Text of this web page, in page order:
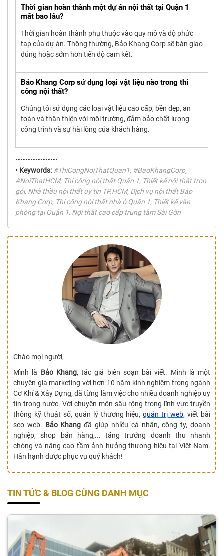
Thời gian hoàn thành một dự án nội thất tại Quận 1
mất bao lâu?
Thời gian hoàn thành phụ thuộc vào quy mô và độ phức
tạp của dự án. Thông thường, Bảo Khang Corp sẽ bàn giao
đúng hoặc sớm hơn tiến độ cam kết.
Bảo Khang Corp sử dụng loại vật liệu nào trong thi
công nội thất?
Chúng tôi sử dụng các loại vật liệu cao cấp, bền đẹp, an
toàn và thân thiện với môi trường, đảm bảo chất lượng
công trình và sự hài lòng của khách hàng.
•••••••••••••••••
• Keywords: #ThiCongNoiThatQuan1, #BaoKhangCorp,
#NoiThatHCM, Thi công nội thất Quận 1, Thiết kế nội thất trọn
gói, Nhà thầu nội thất uy tín TP.HCM, Dịch vụ nội thất Bảo
Khang Corp, Thi công nội thất nhà ở Quận 1, Thiết kế văn
phòng tại Quận 1, Nội thất cao cấp trung tâm Sài Gòn
Chào mọi người,
Mình là Bảo Khang, tác giả biên soạn bài viết. Mình là một
chuyên gia marketing với hơn 10 năm kinh nghiệm trong ngành
Cơ Khí & Xây Dựng, đã từng làm việc cho nhiều doanh nghiệp uy
tín trong nước. Với chuyên môn sâu rộng trong lĩnh vực truyền
thông kỹ thuật số, quản lý thương hiệu,quản trị web, viết bài
seo web. Bảo Khang đã giúp nhiều cá nhân, công ty, doanh
nghiệp, shop bán hàng,... tăng trưởng doanh thu nhanh
chóng và nâng cao tầm ảnh hưởng thương hiệu tại Việt Nam.
Hân hạnh được phục vụ quý khách!
TIN TỨC & BLOG CÙNG DANH MỤC